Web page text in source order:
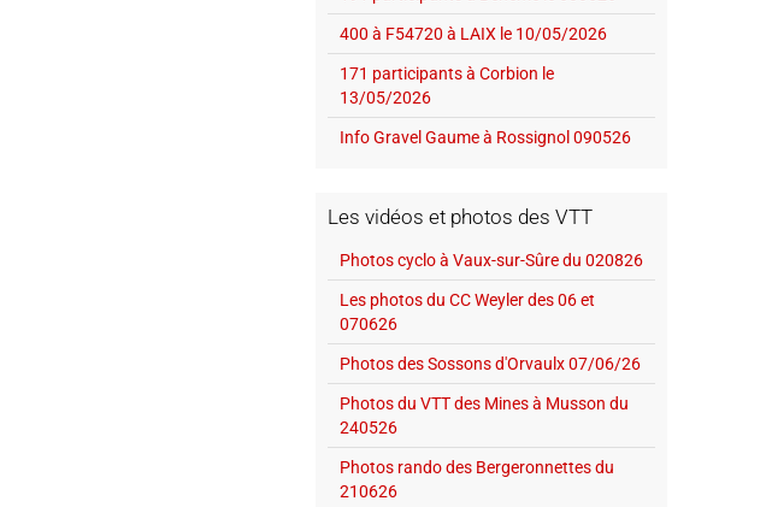
400 à F54720 à LAIX le 10/05/2026
171 participants à Corbion le
13/05/2026
Info Gravel Gaume à Rossignol 090526
Les vidéos et photos des VTT
Photos cyclo à Vaux-sur-Sûre du 020826
Les photos du CC Weyler des 06 et
070626
Photos des Sossons d'Orvaulx 07/06/26
Photos du VTT des Mines à Musson du
240526
Photos rando des Bergeronnettes du
210626